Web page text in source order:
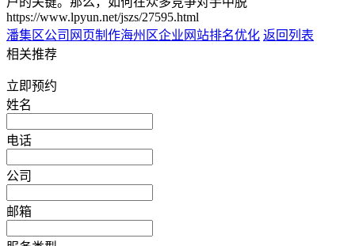
https://www.lpyun.net/jszs/27595.html
潘集区公司网页制作海州区企业网站排名优化 返回列表
相关推荐
立即预约
姓名
电话
公司
邮箱